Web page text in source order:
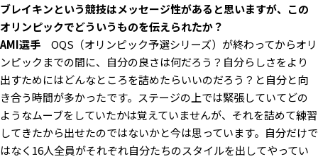
――ブレイキンという競技はメッセージ性があると思いますが、この
オリンピックでどういうものを伝えられたか？
AMI選手 OQS（オリンピック予選シリーズ）が終わってからオリ
ンピックまでの間に、自分の良さは何だろう？自分らしさをより
出すためにはどんなところを詰めたらいいのだろう？と自分と向
き合う時間が多かったです。ステージの上では緊張していてどの
ようなムーブをしていたかは覚えていませんが、それを詰めて練習
してきたから出せたのではないかと今は思っています。自分だけで
はなく16人全員がそれぞれ自分たちのスタイルを出してやってい